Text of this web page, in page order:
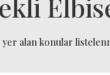
alan konular